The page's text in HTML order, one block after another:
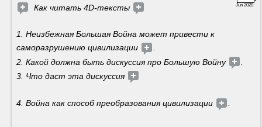
Jun 2020
  Как читать 4D-тексты
1. Неизбежная Большая Война может привести к
саморазрушению цивилизации
.
2. Какой должна быть дискуссия про Большую Войну
3. Что даст эта дискуссия
4. Война как способ преобразования цивилизации .